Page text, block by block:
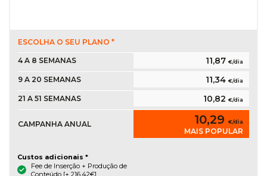
ESCOLHA O SEU PLANO *
4 A 8 SEMANAS 11,87 €/dia
9 A 20 SEMANAS 11,34 €/dia
21 A 51 SEMANAS 10,82 €/dia
CAMPANHA ANUAL 10,29 €/dia
MAIS POPULAR
Custos adicionais *
Fee de Inserção + Produção de
Conteúdo [+ 216,42€]